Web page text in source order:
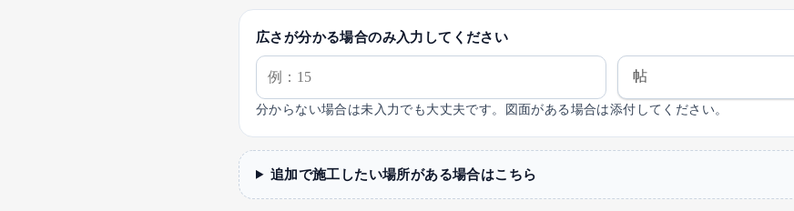
広さが分かる場合のみ入力してください
分からない場合は未入力でも大丈夫です。図面がある場合は添付してください。
追加で施工したい場所がある場合はこちら